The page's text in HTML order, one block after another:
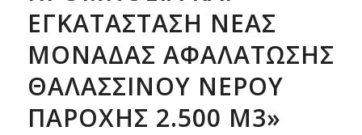
ΕΓΚΑΤΑΣΤΑΣΗ ΝΕΑΣ
ΜΟΝΑΔΑΣ ΑΦΑΛΑΤΩΣΗΣ
ΘΑΛΑΣΣΙΝΟΥ ΝΕΡΟΥ
ΠΑΡΟΧΗΣ 2.500 M3»